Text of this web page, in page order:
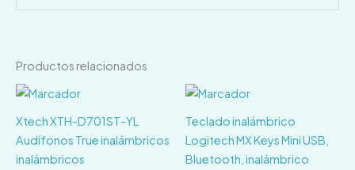
Productos relacionados
Xtech XTH-D701ST-YL
Audífonos True inalámbricos
inalámbricos
Teclado inalámbrico
Logitech MX Keys Mini USB,
Bluetooth, inalámbrico